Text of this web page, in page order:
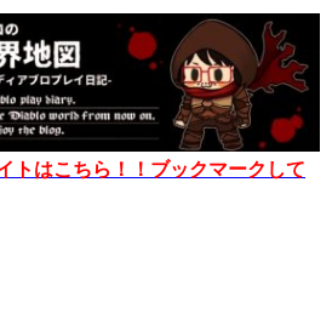
トはこちら！！ブックマークして